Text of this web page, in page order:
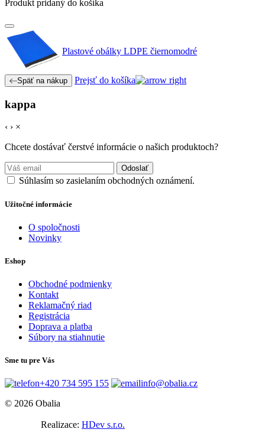
Produkt pridaný do košíka
Plastové obálky LDPE čiernomodré
Späť na nákup Prejsť do košíka
kappa
‹ › ×
Chcete dostávať čerstvé informácie o našich produktoch?
Odoslať
Súhlasím so zasielaním obchodných oznámení.
Užitočné informácie
O spoločnosti
Novinky
Eshop
Obchodné podmienky
Kontakt
Reklamačný riad
Registrácia
Doprava a platba
Súbory na stiahnutie
Sme tu pre Vás
+420 734 595 155
info@obalia.cz
© 2026 Obalia
Realizace: HDev s.r.o.